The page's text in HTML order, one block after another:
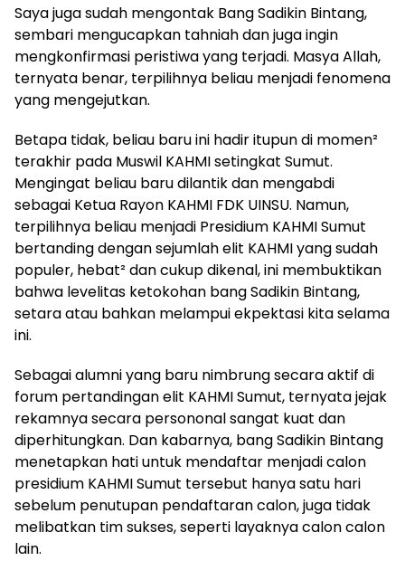
Saya juga sudah mengontak Bang Sadikin Bintang,
sembari mengucapkan tahniah dan juga ingin
mengkonfirmasi peristiwa yang terjadi. Masya Allah,
ternyata benar, terpilihnya beliau menjadi fenomena
yang mengejutkan.
Betapa tidak, beliau baru ini hadir itupun di momen²
terakhir pada Muswil KAHMI setingkat Sumut.
Mengingat beliau baru dilantik dan mengabdi
sebagai Ketua Rayon KAHMI FDK UINSU. Namun,
terpilihnya beliau menjadi Presidium KAHMI Sumut
bertanding dengan sejumlah elit KAHMI yang sudah
populer, hebat² dan cukup dikenal, ini membuktikan
bahwa levelitas ketokohan bang Sadikin Bintang,
setara atau bahkan melampui ekpektasi kita selama
ini.
Sebagai alumni yang baru nimbrung secara aktif di
forum pertandingan elit KAHMI Sumut, ternyata jejak
rekamnya secara persononal sangat kuat dan
diperhitungkan. Dan kabarnya, bang Sadikin Bintang
menetapkan hati untuk mendaftar menjadi calon
presidium KAHMI Sumut tersebut hanya satu hari
sebelum penutupan pendaftaran calon, juga tidak
melibatkan tim sukses, seperti layaknya calon calon
lain.